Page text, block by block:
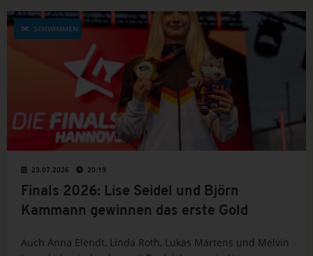
SCHWIMMEN
23.07.2026 20:19
Finals 2026: Lise Seidel und Björn
Kammann gewinnen das erste Gold
Auch Anna Elendt, Linda Roth, Lukas Märtens und Melvin